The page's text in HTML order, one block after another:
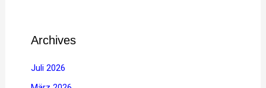
Archives
Juli 2026